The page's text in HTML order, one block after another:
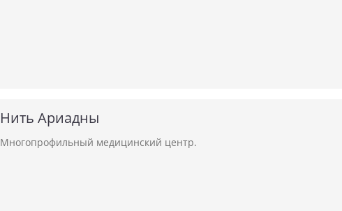
Нить Ариадны
Многопрофильный медицинский центр.